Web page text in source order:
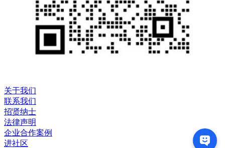
关于我们
联系我们
招贤纳士
法律声明
企业合作案例
进社区